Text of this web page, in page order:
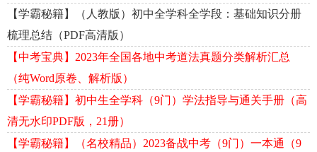
【学霸秘籍】（人教版）初中全学科全学段：基础知识分册
梳理总结（PDF高清版）
【中考宝典】2023年全国各地中考道法真题分类解析汇总
（纯Word原卷、解析版）
【学霸秘籍】初中生全学科（9门）学法指导与通关手册（高
清无水印PDF版，21册）
【学霸秘籍】（名校精品）2023备战中考（9门）一本通（9